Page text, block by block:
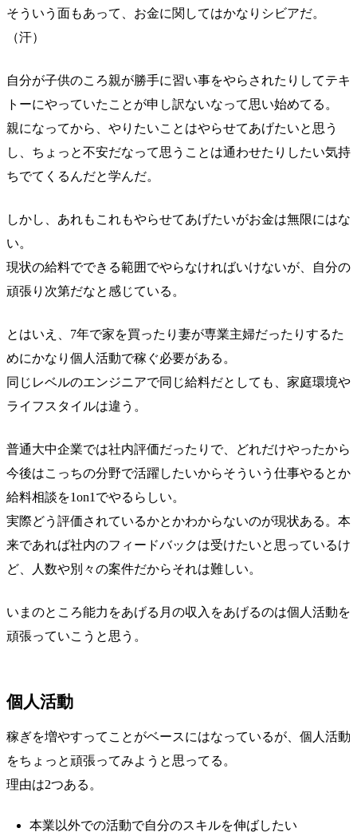
そういう面もあって、お金に関してはかなりシビアだ。
（汗）
自分が子供のころ親が勝手に習い事をやらされたりしてテキ
トーにやっていたことが申し訳ないなって思い始めてる。
親になってから、やりたいことはやらせてあげたいと思う
し、ちょっと不安だなって思うことは通わせたりしたい気持
ちでてくるんだと学んだ。
しかし、あれもこれもやらせてあげたいがお金は無限にはな
い。
現状の給料でできる範囲でやらなければいけないが、自分の
頑張り次第だなと感じている。
とはいえ、7年で家を買ったり妻が専業主婦だったりするた
めにかなり個人活動で稼ぐ必要がある。
同じレベルのエンジニアで同じ給料だとしても、家庭環境や
ライフスタイルは違う。
普通大中企業では社内評価だったりで、どれだけやったから
今後はこっちの分野で活躍したいからそういう仕事やるとか
給料相談を1on1でやるらしい。
実際どう評価されているかとかわからないのが現状ある。本
来であれば社内のフィードバックは受けたいと思っているけ
ど、人数や別々の案件だからそれは難しい。
いまのところ能力をあげる月の収入をあげるのは個人活動を
頑張っていこうと思う。
個人活動
稼ぎを増やすってことがベースにはなっているが、個人活動
をちょっと頑張ってみようと思ってる。
理由は2つある。
本業以外での活動で自分のスキルを伸ばしたい